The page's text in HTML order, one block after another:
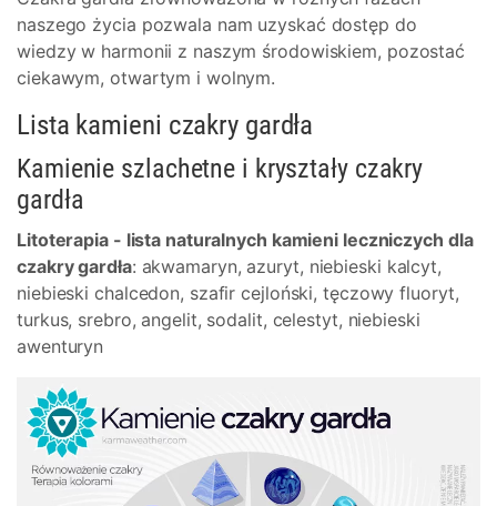
naszego życia pozwala nam uzyskać dostęp do
wiedzy w harmonii z naszym środowiskiem, pozostać
ciekawym, otwartym i wolnym.
Lista kamieni czakry gardła
Kamienie szlachetne i kryształy czakry
gardła
Litoterapia - lista naturalnych kamieni leczniczych dla
czakry gardła: akwamaryn, azuryt, niebieski kalcyt,
niebieski chalcedon, szafir cejloński, tęczowy fluoryt,
turkus, srebro, angelit, sodalit, celestyt, niebieski
awenturyn